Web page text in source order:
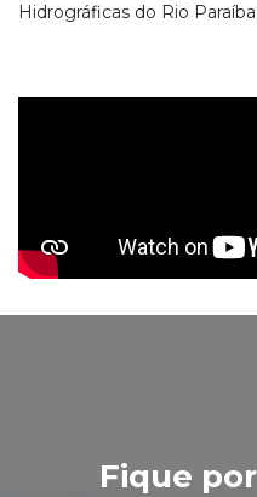
Hidrográficas do Rio
Fique